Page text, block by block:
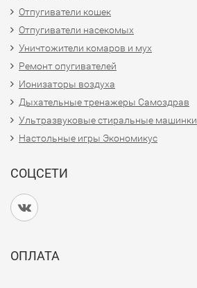
Отпугиватели кошек
Отпугиватели насекомых
Уничтожители комаров и мух
Ремонт опугивателей
Ионизаторы воздуха
Дыхательные тренажеры Самоздрав
Ультразвуковые стиральные машинки
Настольные игры Экономикус
СОЦСЕТИ
ОПЛАТА